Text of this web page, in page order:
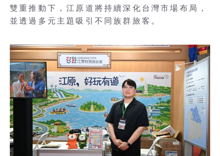
雙重推動下，江原道將持續深化台灣市場布局，
並透過多元主題吸引不同族群旅客。